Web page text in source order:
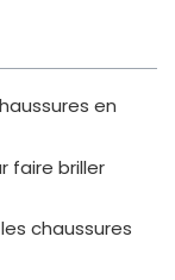
en
faire briller
chaussures